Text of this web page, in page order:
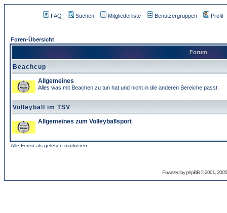
FAQ Suchen Mitgliederliste Benutzergruppen Profil
Foren-Übersicht
Forum
Beachcup
Allgemeines
Alles was mit Beachen zu tun hat und nicht in die anderen Bereiche passt.
Volleyball im TSV
Allgemeines zum Volleyballsport
Alle Foren als gelesen markieren
Powered byphpBB© 2001,